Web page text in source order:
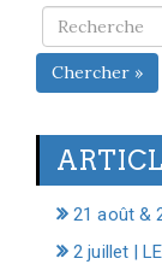
Chercher »
21 août &
2 juillet |